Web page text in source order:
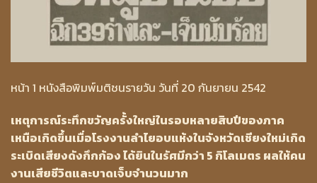
หน้า 1 หนังสือพิมพ์มติชนรายวัน วันที่ 20 กันยายน 2542
เหตุการณ์ระทึกขวัญครั้งใหญ่ในรอบหลายสิบปีของภาค
เหนือเกิดขึ้นเมื่อโรงงานลำไยอบแห้งในจังหวัดเชียงใหม่เกิด
ระเบิดเสียงดังกึกก้อง ได้ยินในรัศมีกว่า 5 กิโลเมตร ผลให้คน
งานเสียชีวิตและบาดเจ็บจำนวนมาก